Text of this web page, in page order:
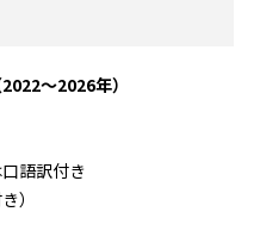
～2026年）
語訳付き
）